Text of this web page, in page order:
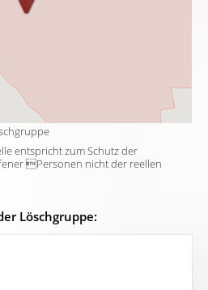
entspricht zum Schutz der
Personen nicht der reellen
Löschgruppe: